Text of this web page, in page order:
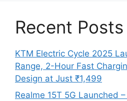
Recent Posts
KTM Electric Cycle 2025
Range, 2-Hour Fast
Design at Just ₹1,499
Realme 15T 5G Launched